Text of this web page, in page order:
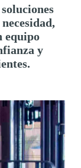
equipo
y